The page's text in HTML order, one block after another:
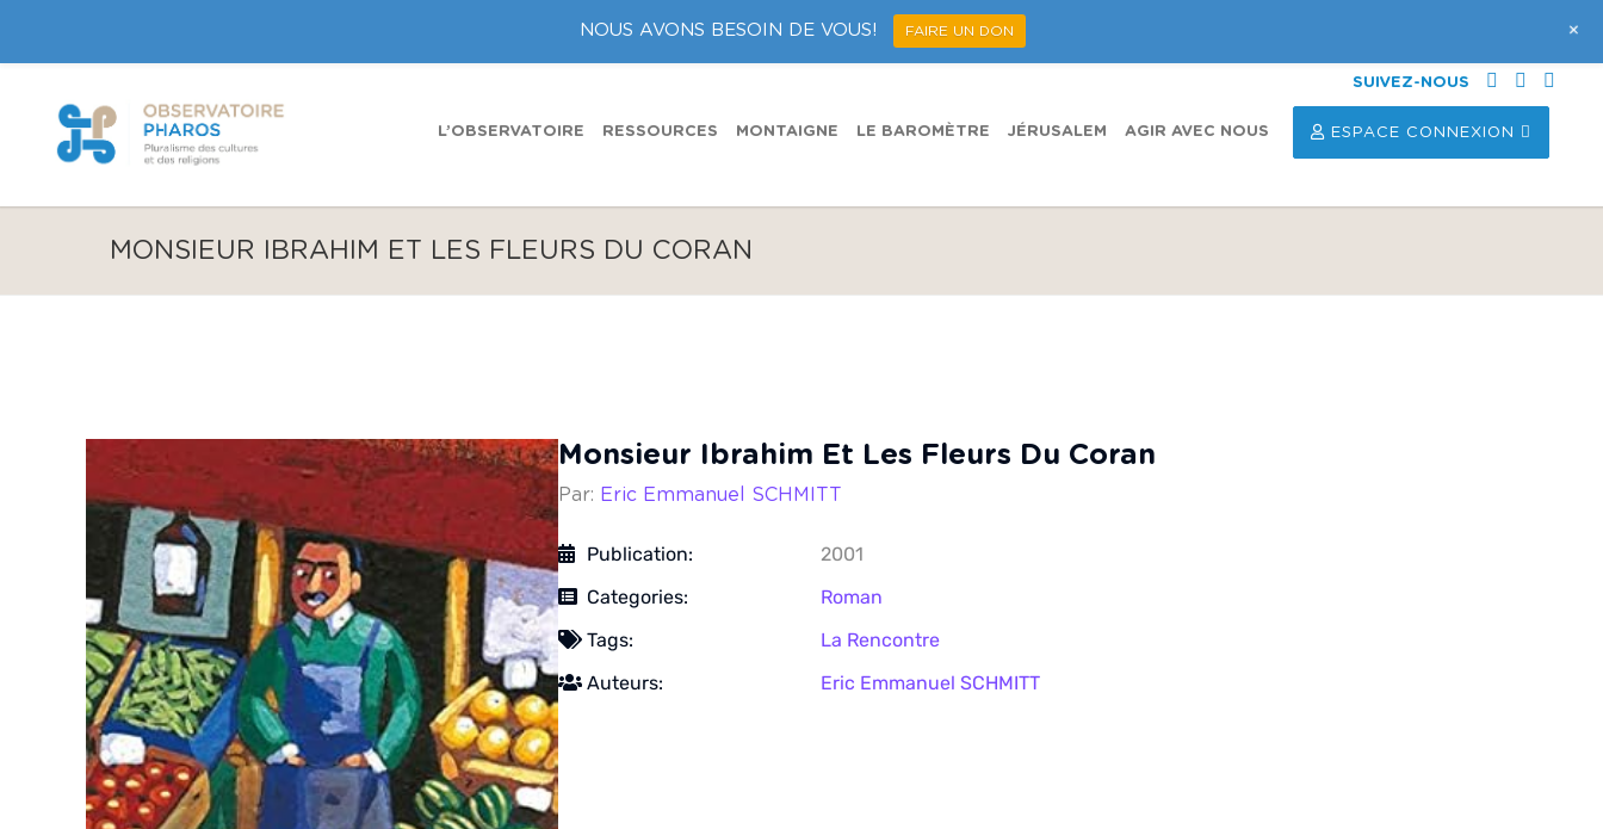
SUIVEZ-NOUS
ESPACE CONNEXION
L’OBSERVATOIRE RESSOURCES MONTAIGNE LE BAROMÈTRE JÉRUSALEM AGIR AVEC NOUS
MONSIEUR IBRAHIM ET LES FLEURS DU CORAN
Monsieur Ibrahim Et Les Fleurs Du Coran
Par: Eric Emmanuel SCHMITT
Publication:
2001
Categories:
Roman
Tags:
La Rencontre
Auteurs:
Eric Emmanuel SCHMITT
NOUS AVONS BESOIN DE VOUS! FAIRE UN DON +